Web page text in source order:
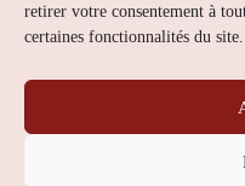
retirer votre consentement à
certaines fonctionnalités du site.
FAQs
Contact